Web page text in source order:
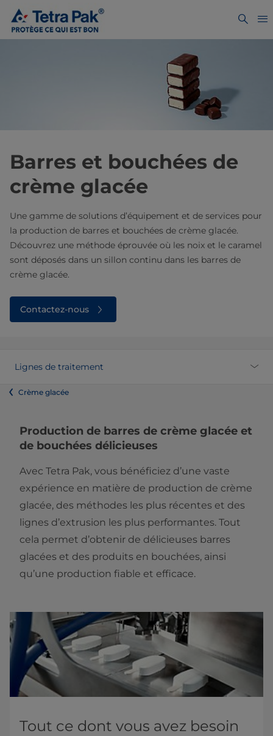
Barres et bouchées de
crème glacée
Une gamme de solutions d’équipement et de services pour
la production de barres et bouchées de crème glacée.
Découvrez une méthode éprouvée où les noix et le caramel
sont déposés dans un sillon continu dans les barres de
crème glacée.
Contactez-nous
Lignes de traitement
Crème glacée
Production de barres de crème glacée et
de bouchées délicieuses
Avec Tetra Pak, vous bénéficiez d’une vaste
expérience en matière de production de crème
glacée, des méthodes les plus récentes et des
lignes d’extrusion les plus performantes. Tout
cela permet d’obtenir de délicieuses barres
glacées et des produits en bouchées, ainsi
qu’une production fiable et efficace.
Tout ce dont vous avez besoin